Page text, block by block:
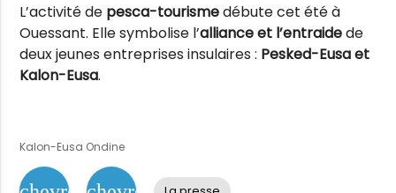
L’activité de pesca-tourismedébute cet été à
Ouessant. Elle symbolise l’alliance et l’entraidede
deux jeunes entreprises insulaires : Pesked-Eusa et
Kalon-Eusa.
Kalon-Eusa Ondine